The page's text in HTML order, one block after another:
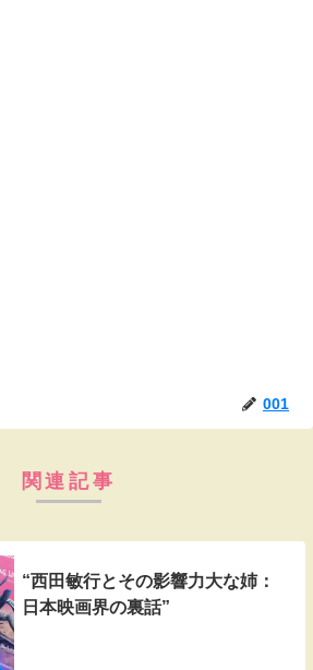
001
関連記事
“西田敏行とその影響力大な姉：
日本映画界の裏話”